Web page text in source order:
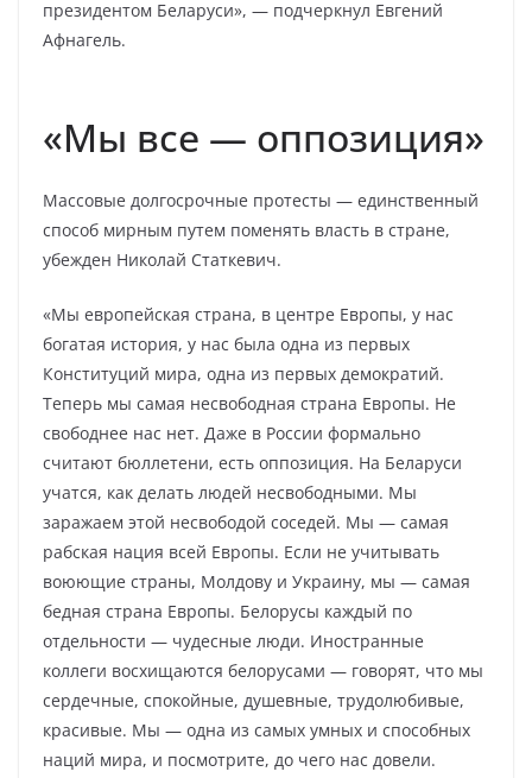
президентом Беларуси», — подчеркнул Евгений
Афнагель.
«Мы все — оппозиция»
Массовые долгосрочные протесты — единственный
способ мирным путем поменять власть в стране,
убежден Николай Статкевич.
«Мы европейская страна, в центре Европы, у нас
богатая история, у нас была одна из первых
Конституций мира, одна из первых демократий.
Теперь мы самая несвободная страна Европы. Не
свободнее нас нет. Даже в России формально
считают бюллетени, есть оппозиция. На Беларуси
учатся, как делать людей несвободными. Мы
заражаем этой несвободой соседей. Мы — самая
рабская нация всей Европы. Если не учитывать
воюющие страны, Молдову и Украину, мы — самая
бедная страна Европы. Белорусы каждый по
отдельности — чудесные люди. Иностранные
коллеги восхищаются белорусами — говорят, что мы
сердечные, спокойные, душевные, трудолюбивые,
красивые. Мы — одна из самых умных и способных
наций мира, и посмотрите, до чего нас довели.